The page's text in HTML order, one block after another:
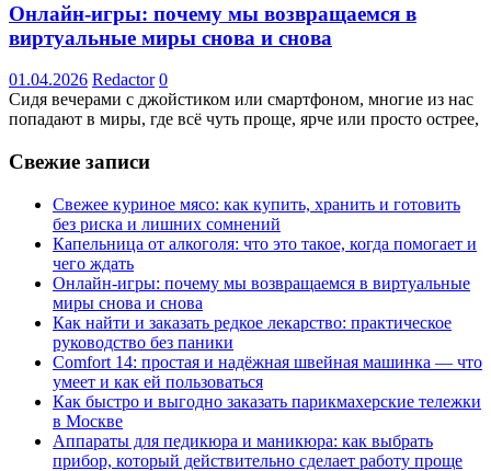
Онлайн-игры: почему мы возвращаемся в
виртуальные миры снова и снова
01.04.2026 Redactor 0
Сидя вечерами с джойстиком или смартфоном, многие из нас
попадают в миры, где всё чуть проще, ярче или просто острее,
Свежие записи
Свежее куриное мясо: как купить, хранить и готовить
без риска и лишних сомнений
Капельница от алкоголя: что это такое, когда помогает и
чего ждать
Онлайн-игры: почему мы возвращаемся в виртуальные
миры снова и снова
Как найти и заказать редкое лекарство: практическое
руководство без паники
Comfort 14: простая и надёжная швейная машинка — что
умеет и как ей пользоваться
Как быстро и выгодно заказать парикмахерские тележки
в Москве
Аппараты для педикюра и маникюра: как выбрать
прибор, который действительно сделает работу проще